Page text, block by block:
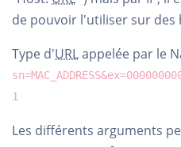
de pouvoir l'utiliser sur
Type d'URLappelée par le
1
Les différents arguments